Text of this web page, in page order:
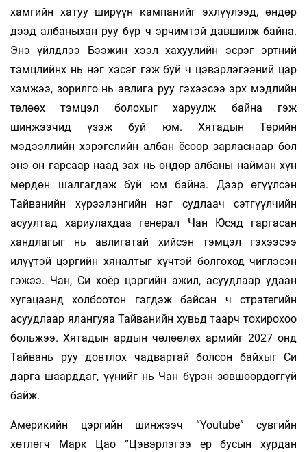
хамгийн хатуу ширүүн кампанийг эхлүүлээд, өндөр
дээд албаныхан руу бүр ч эрчимтэй давшилж байна.
Энэ үйлдлээ Бээжин хээл хахуулийн эсрэг эртний
тэмцлийнх нь нэг хэсэг гэж буй ч цэвэрлэгээний цар
хэмжээ, зорилго нь авлига руу гэхээсээ эрх мэдлийн
төлөөх тэмцэл болохыг харуулж байна гэж
шинжээчид үзэж буй юм. Хятадын Төрийн
мэдээллийн хэрэгслийн албан ёсоор зарласнаар бол
энэ он гарсаар наад зах нь өндөр албаны найман хүн
мөрдөн шалгагдаж буй юм байна. Дээр өгүүлсэн
Тайванийн хүрээлэнгийн нэг судлаач сэтгүүлчийн
асуултад хариулахдаа генерал Чан Юсяд гаргасан
хандлагыг нь авлигатай хийсэн тэмцэл гэхээсээ
илүүтэй цэргийн хяналтыг хүчтэй болгоход чиглэсэн
гэжээ. Чан, Си хоёр цэргийн ажил, асуудлаар удаан
хугацаанд холбоотон гэгдэж байсан ч стратегийн
асуудлаар ялангуяа Тайванийн хувьд таарч тохирохоо
больжээ. Хятадын ардын чөлөөлөх армийг 2027 онд
Тайвань руу довтлох чадвартай болсон байхыг Си
дарга шаарддаг, үүнийг нь Чан бүрэн зөвшөөрдөггүй
байж.
Америкийн цэргийн шинжээч “Youtube” сувгийн
хөтлөгч Марк Цао “Цэвэрлэгээ ер бусын хурдан